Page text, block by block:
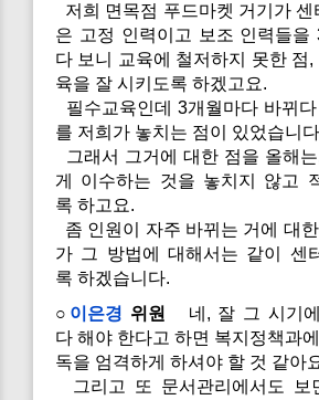
저희 면목점 푸드마켓 거기가 센
은 고정 인력이고 보조 인력들을
다 보니 교육에 철저하지 못한 점,
육을 잘 시키도록 하겠고요.
필수교육인데 3개월마다 바뀌다
를 저희가 놓치는 점이 있었습니
그래서 그거에 대한 점을 올해
게 이수하는 것을 놓치지 않고
록 하고요.
좀 인원이 자주 바뀌는 거에 대
가 그 방법에 대해서는 같이 센
록 하겠습니다.
○ 이은경 위원
네, 잘 그 시기
다 해야 한다고 하면 복지정책과
독을 엄격하게 하셔야 할 것 같아
그리고 또 문서관리에서도 보